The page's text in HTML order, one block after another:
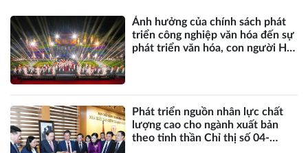
Ảnh hưởng của chính sách phát
triển công nghiệp văn hóa đến sự
phát triển văn hóa, con người Hà
Phát triển nguồn nhân lực chất
lượng cao cho ngành xuất bản
theo tinh thần Chỉ thị số 04-